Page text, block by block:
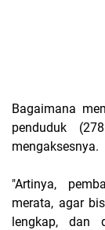
Bagaimana
penduduk
mengaksesnya.
"Artinya,
merata, agar
lengkap, dan